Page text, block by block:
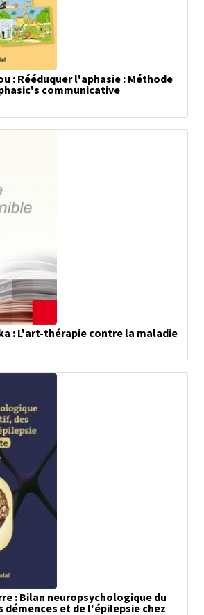
: Rééduquer l'aphasie : Méthode
communicative
: L'art-thérapie contre la maladie
: Bilan neuropsychologique du
et de l'épilepsie chez